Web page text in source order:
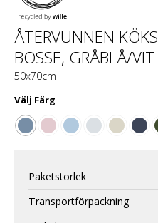
ÅTERVUNNEN
BOSSE, GRÅBLÅ/VIT
50x70cm
Välj Färg
Paketstorlek
Transportförpackning